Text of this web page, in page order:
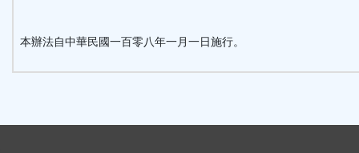
本辦法自中華民國一百零八年一月一日施行。